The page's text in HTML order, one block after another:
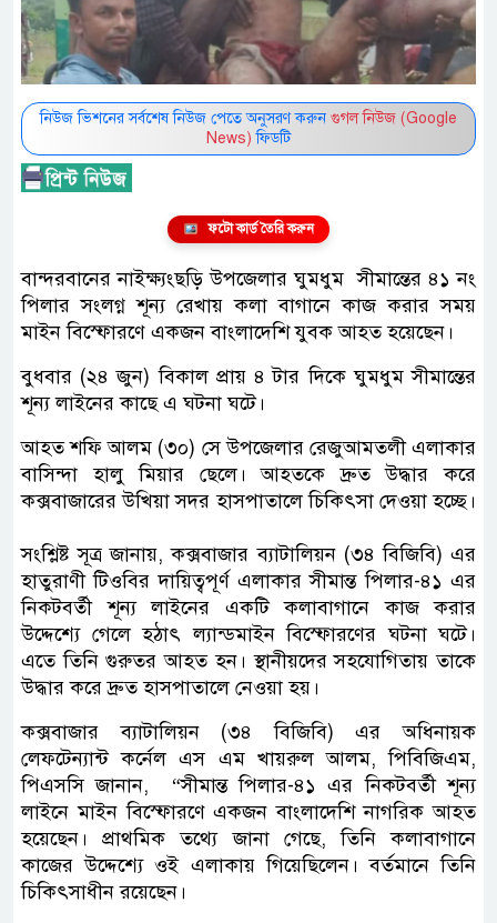
নিউজ ভিশনের সর্বশেষ নিউজ পেতে অনুসরণ করুন গুগল নিউজ (Google
News) ফিডটি
ফটো কার্ড তৈরি করুন
বান্দরবানের নাইক্ষ্যংছড়ি উপজেলার ঘুমধুম সীমান্তের ৪১ নং
পিলার সংলগ্ন শূন্য রেখায় কলা বাগানে কাজ করার সময়
মাইন বিস্ফোরণে একজন বাংলাদেশি যুবক আহত হয়েছেন।
বুধবার (২৪ জুন) বিকাল প্রায় ৪ টার দিকে ঘুমধুম সীমান্তের
শূন্য লাইনের কাছে এ ঘটনা ঘটে।
আহত শফি আলম (৩০) সে উপজেলার রেজুআমতলী এলাকার
বাসিন্দা হালু মিয়ার ছেলে। আহতকে দ্রুত উদ্ধার করে
কক্সবাজারের উখিয়া সদর হাসপাতালে চিকিৎসা দেওয়া হচ্ছে।
সংশ্লিষ্ট সূত্র জানায়, কক্সবাজার ব্যাটালিয়ন (৩৪ বিজিবি) এর
হাতুরাণী টিওবির দায়িত্বপূর্ণ এলাকার সীমান্ত পিলার-৪১ এর
নিকটবর্তী শূন্য লাইনের একটি কলাবাগানে কাজ করার
উদ্দেশ্যে গেলে হঠাৎ ল্যান্ডমাইন বিস্ফোরণের ঘটনা ঘটে।
এতে তিনি গুরুতর আহত হন। স্থানীয়দের সহযোগিতায় তাকে
উদ্ধার করে দ্রুত হাসপাতালে নেওয়া হয়।
কক্সবাজার ব্যাটালিয়ন (৩৪ বিজিবি) এর অধিনায়ক
লেফটেন্যান্ট কর্নেল এস এম খায়রুল আলম, পিবিজিএম,
পিএসসি জানান, “সীমান্ত পিলার-৪১ এর নিকটবর্তী শূন্য
লাইনে মাইন বিস্ফোরণে একজন বাংলাদেশি নাগরিক আহত
হয়েছেন। প্রাথমিক তথ্যে জানা গেছে, তিনি কলাবাগানে
কাজের উদ্দেশ্যে ওই এলাকায় গিয়েছিলেন। বর্তমানে তিনি
চিকিৎসাধীন রয়েছেন।